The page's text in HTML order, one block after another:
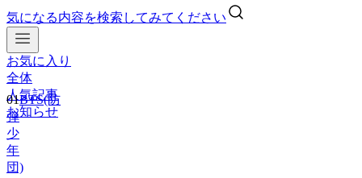
気になる内容を検索してみてください
お気に入り
全体
人気記事
お知らせ
01BTS(防
弾
少
年
団)
02 IVE